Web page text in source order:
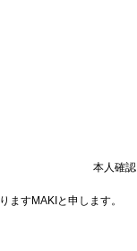
本人確認
ますMAKIと申します。